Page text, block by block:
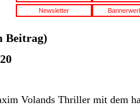
Newsletter
Beitrag)
Volands Thriller mit dem